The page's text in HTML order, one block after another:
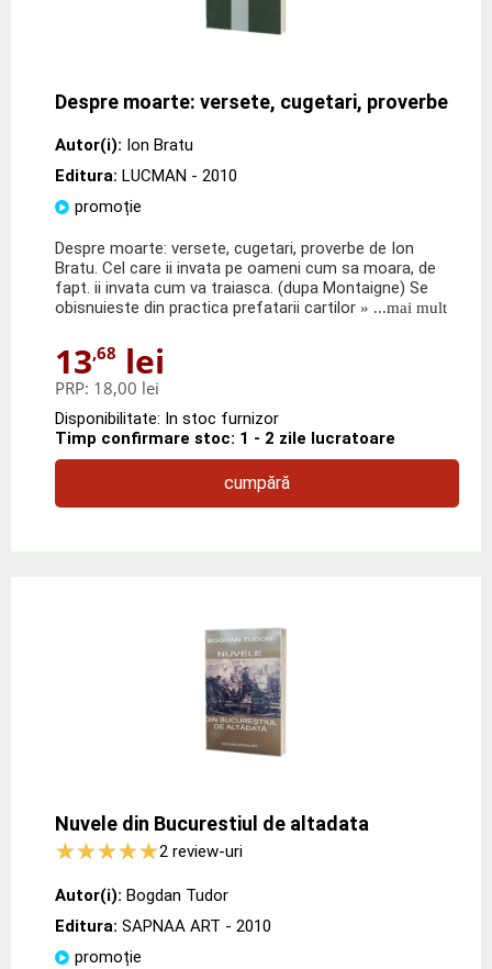
Despre moarte: versete, cugetari, proverbe
Autor(i): Ion Bratu
Editura: LUCMAN - 2010
promoție
Despre moarte: versete, cugetari, proverbe de Ion
Bratu. Cel care ii invata pe oameni cum sa moara, de
fapt. ii invata cum va traiasca. (dupa Montaigne) Se
obisnuieste din practica prefatarii cartilor » ...mai mult
13,68 lei
PRP: 18,00 lei
Disponibilitate: In stoc furnizor
Timp confirmare stoc: 1 - 2 zile lucratoare
cumpără
Nuvele din Bucurestiul de altadata
2 review-uri
Autor(i): Bogdan Tudor
Editura: SAPNAA ART - 2010
promoție